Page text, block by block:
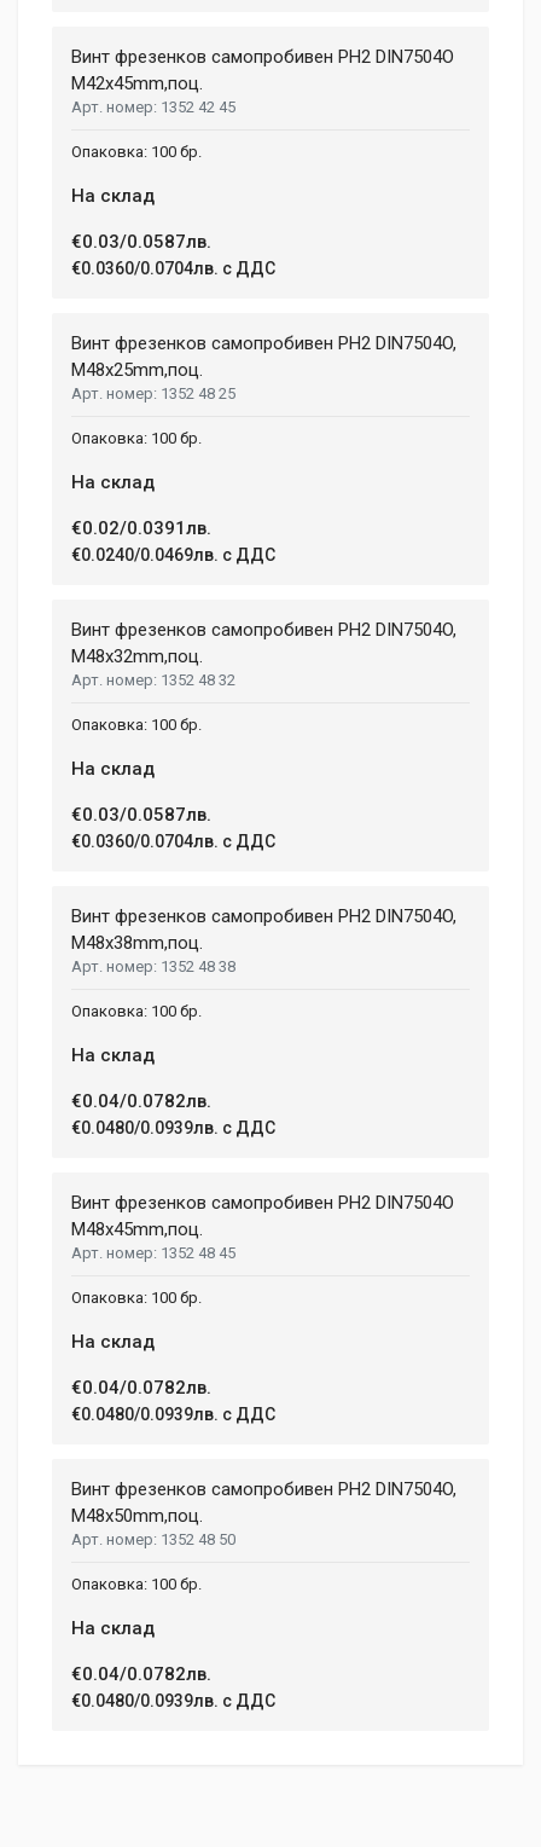
207 mm
hendrerit eros laoreet suscipit ultrices.
1
Write A Review
Your Name
Email Address
Post Your Review
Винт фрезенков самопробивен PH2 DIN7504О
M42x45mm,поц.
1352 42 45
100 бр.
На склад
€0.03/0.0587лв.
€0.0360/0.0704лв. с ДДС
Винт фрезенков самопробивен PH2 DIN7504O,
M48x25mm,поц.
1352 48 25
100 бр.
На склад
€0.02/0.0391лв.
€0.0240/0.0469лв. с ДДС
Винт фрезенков самопробивен PH2 DIN7504O,
M48x32mm,поц.
1352 48 32
100 бр.
На склад
€0.03/0.0587лв.
€0.0360/0.0704лв. с ДДС
Винт фрезенков самопробивен PH2 DIN7504O,
M48x38mm,поц.
1352 48 38
100 бр.
На склад
€0.04/0.0782лв.
€0.0480/0.0939лв. с ДДС
Винт фрезенков самопробивен PH2 DIN7504О
M48x45mm,поц.
1352 48 45
100 бр.
На склад
€0.04/0.0782лв.
€0.0480/0.0939лв. с ДДС
Винт фрезенков самопробивен PH2 DIN7504O,
M48x50mm,поц.
1352 48 50
100 бр.
На склад
€0.04/0.0782лв.
€0.0480/0.0939лв. с ДДС